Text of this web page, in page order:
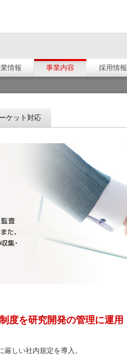
情報 事業内容 採用情報
ケット対応
度を研究開発の管理に運用
しい社内規定を導入。